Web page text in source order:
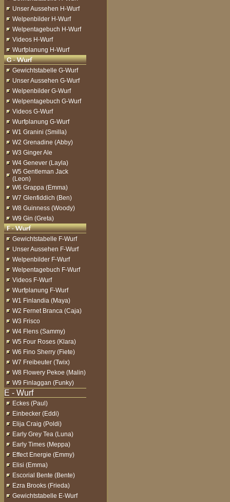
Unser Aussehen H-Wurf
Welpenbilder H-Wurf
Welpentagebuch H-Wurf
Videos H-Wurf
Wurfplanung H-Wurf
Gewichtstabelle G-Wurf
Unser Aussehen G-Wurf
Welpenbilder G-Wurf
Welpentagebuch G-Wurf
Videos G-Wurf
Wurfplanung G-Wurf
W1 Granini (Smilla)
W2 Grenadine (Abby)
W3 Ginger Ale
W4 Genever (Layla)
W5 Gentleman Jack
(Leon)
W6 Grappa (Emma)
W7 Glenfiddich (Ben)
W8 Guinness (Woody)
W9 Gin (Greta)
Gewichtstabelle F-Wurf
Unser Aussehen F-Wurf
Welpenbilder F-Wurf
Welpentagebuch F-Wurf
Videos F-Wurf
Wurfplanung F-Wurf
W1 Finlandia (Maya)
W2 Fernet Branca (Caja)
W3 Frisco
W4 Flens (Sammy)
W5 Four Roses (Klara)
W6 Fino Sherry (Fiete)
W7 Freibeuter (Twix)
W8 Flowery Pekoe (Malin)
W9 Finlaggan (Funky)
Eckes (Paul)
Einbecker (Eddi)
Elija Craig (Poldi)
Early Grey Tea (Luna)
Early Times (Meppa)
Effect Energie (Emmy)
Elisi (Emma)
Escorial Bente (Bente)
Ezra Brooks (Frieda)
Gewichtstabelle E-Wurf